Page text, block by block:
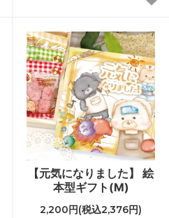
【元気になりました】 絵
本型ギフト(M)
2,200円(税込2,376円)